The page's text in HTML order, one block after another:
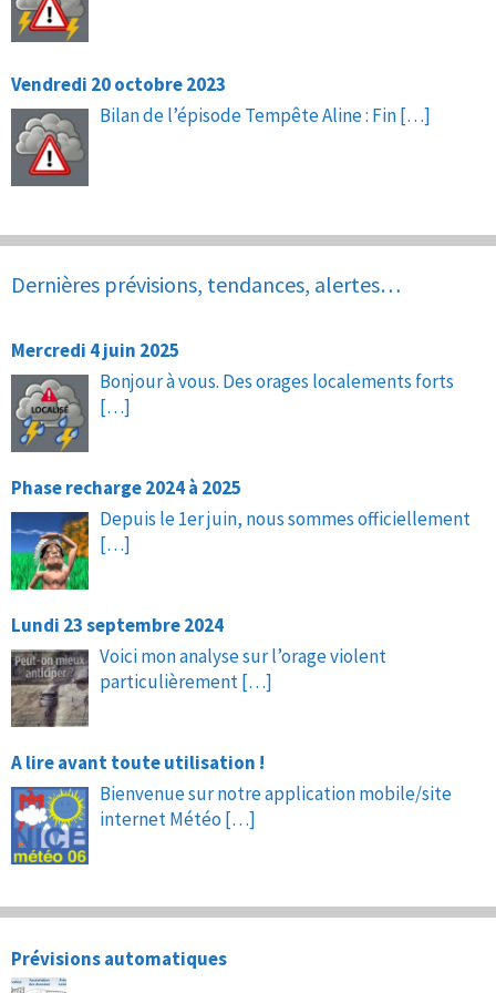
Vendredi 20 octobre 2023
Bilan de l’épisode Tempête Aline : Fin[…]
Dernières prévisions, tendances, alertes…
Mercredi 4 juin 2025
Bonjour à vous. Des orages localements forts
[…]
Phase recharge 2024 à 2025
Depuis le 1er juin, nous sommes officiellement
[…]
Lundi 23 septembre 2024
Voici mon analyse sur l’orage violent
particulièrement[…]
A lire avant toute utilisation !
Bienvenue sur notre application mobile/site
internet Météo […]
Prévisions automatiques